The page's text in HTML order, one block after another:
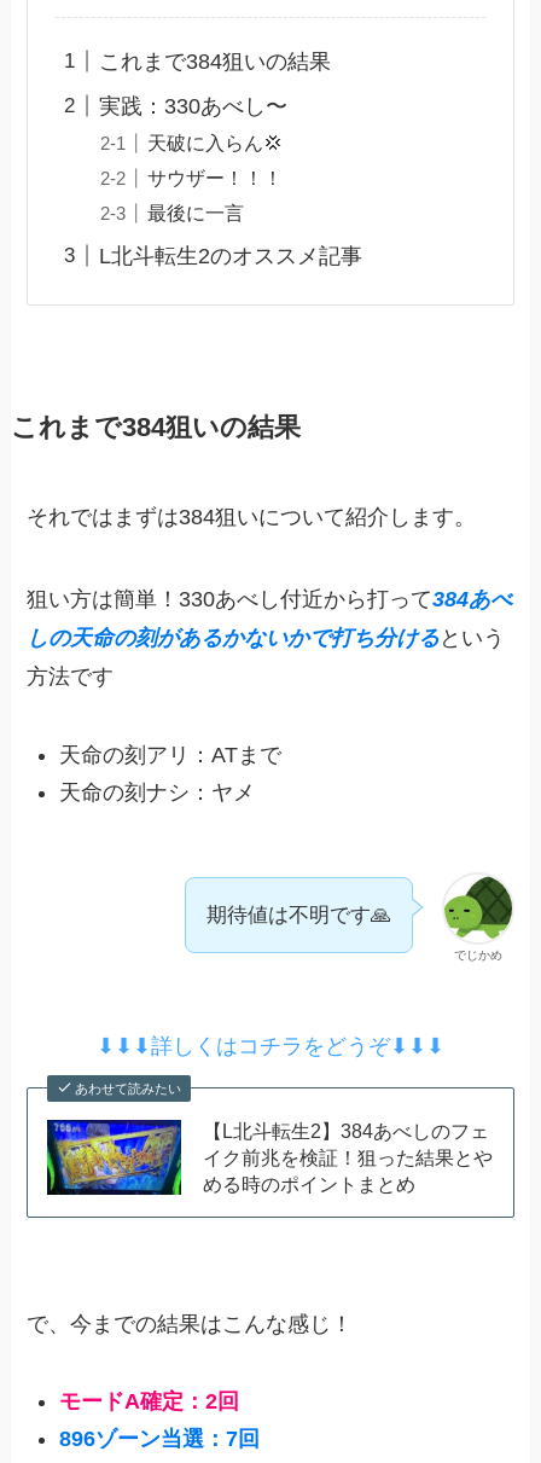
これまで384狙いの結果
実践：330あべし〜
天破に入らん💢
サウザー！！！
最後に一言
L北斗転生2のオススメ記事
これまで384狙いの結果
それではまずは384狙いについて紹介します。
狙い方は簡単！330あべし付近から打って384あべ
しの天命の刻があるかないかで打ち分けるという
方法です
天命の刻アリ：ATまで
天命の刻ナシ：ヤメ
でじかめ
期待値は不明です🙏
⬇︎⬇︎⬇︎詳しくはコチラをどうぞ⬇︎⬇︎⬇︎
あわせて読みたい
【L北斗転生2】384あべしのフェ
イク前兆を検証！狙った結果とや
める時のポイントまとめ
で、今までの結果はこんな感じ！
モードA確定：2回
896ゾーン当選：7回